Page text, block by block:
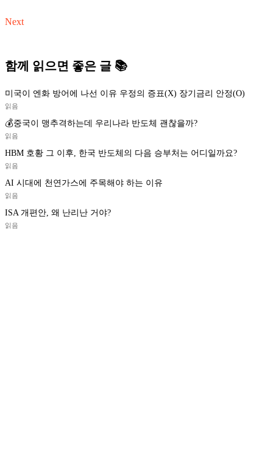
Next
함께 읽으면 좋은 글 📚
미국이 엔화 방어에 나선 이유 우정의 증표(X) 장기금리 안정(O)
읽음
💰중국이 맹추격하는데 우리나라 반도체 괜찮을까?
읽음
HBM 호황 그 이후, 한국 반도체의 다음 승부처는 어디일까요?
읽음
AI 시대에 천연가스에 주목해야 하는 이유
읽음
ISA 개편안, 왜 난리난 거야?
읽음